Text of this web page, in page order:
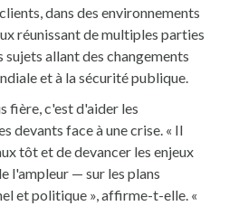
dans des environnements
réunissant de multiples parties
allant des changements
et à la sécurité publique.
fière, c'est d'aider les
devants face à une crise. « Il
tôt et de devancer les enjeux
l'ampleur — sur les plans
et politique », affirme-t-elle. «